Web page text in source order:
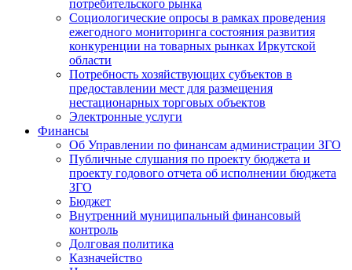
потребительского рынка
Социологические опросы в рамках проведения
ежегодного мониторинга состояния развития
конкуренции на товарных рынках Иркутской
области
Потребность хозяйствующих субъектов в
предоставлении мест для размещения
нестационарных торговых объектов
Электронные услуги
Финансы
Об Управлении по финансам администрации ЗГО
Публичные слушания по проекту бюджета и
проекту годового отчета об исполнении бюджета
ЗГО
Бюджет
Внутренний муниципальный финансовый
контроль
Долговая политика
Казначейство